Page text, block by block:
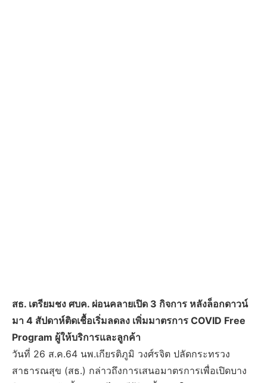
สธ. เตรียมชง ศบค. ผ่อนคลายเปิด 3 กิจการ หลังล็อกดาวน์
มา 4 สัปดาห์ติดเชื้อเริ่มลดลง เพิ่มมาตรการ COVID Free
Program ผู้ให้บริการและลูกค้า
วันที่ 26 ส.ค.64 นพ.เกียรติภูมิ วงศ์รจิต ปลัดกระทรวง
สาธารณสุข (สธ.) กล่าวถึงการเสนอมาตรการเพื่อเปิดบาง